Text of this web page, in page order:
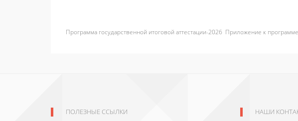
Программа государственной итоговой аттестации-2026 Приложение к
ПОЛЕЗНЫЕ ССЫЛКИ НАШИ